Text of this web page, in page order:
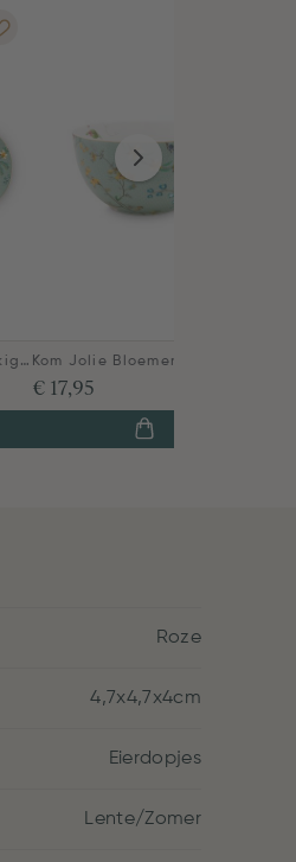
Taartplateau Rechthoekig Jolie Bloemen Blauw
€ 17,95
Roze
4,7x4,7x4cm
Eierdopjes
Lente/Zomer